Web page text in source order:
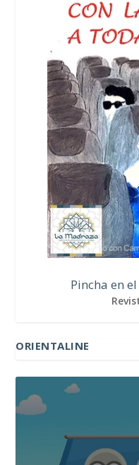
Pincha en
ORIENTALINE